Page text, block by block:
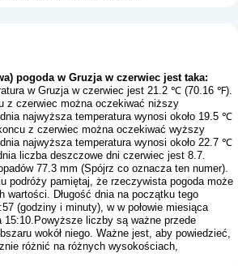
pogoda w Gruzja w czerwiec jest taka:
w Gruzja w czerwiec jest 21.2 ℃ (70.16 ℉).
z czerwiec można oczekiwać niższy
najwyższa temperatura wynosi około 19.5 ℃
z czerwiec można oczekiwać wyższy
najwyższa temperatura wynosi około 22.7 ℃
liczba deszczowe dni czerwiec jest 8.7.
77.3 mm (Spójrz co oznacza ten numer).
podróży pamiętaj, że rzeczywista pogoda może
wartości. Długość dnia na początku tego
(godziny i minuty), w w połowie miesiąca
15:10.Powyższe liczby są ważne przede
wokół niego. Ważne jest, aby powiedzieć,
różnić na różnych wysokościach,